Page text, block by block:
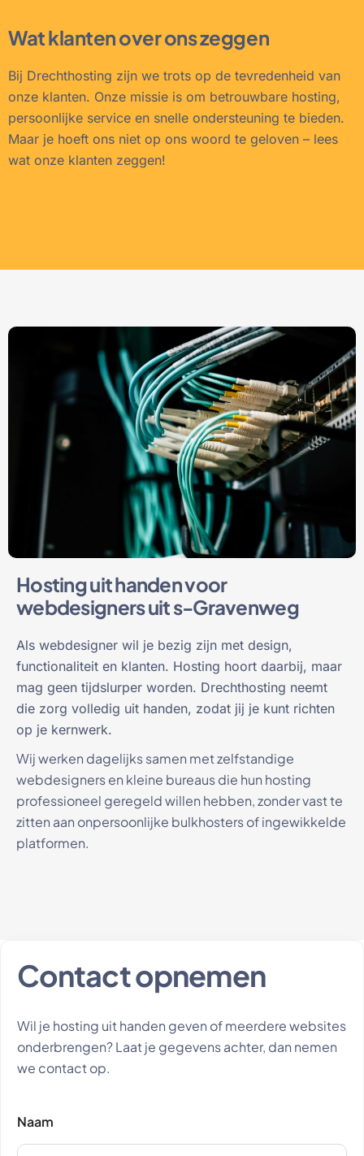
Wat klanten over ons zeggen
Bij Drechthosting zijn we trots op de tevredenheid van
onze klanten. Onze missie is om betrouwbare hosting,
persoonlijke service en snelle ondersteuning te bieden.
Maar je hoeft ons niet op ons woord te geloven – lees
wat onze klanten zeggen!
Hosting uit handen voor
webdesigners uit s-Gravenweg
Als webdesigner wil je bezig zijn met design,
functionaliteit en klanten. Hosting hoort daarbij, maar
mag geen tijdslurper worden. Drechthosting neemt
die zorg volledig uit handen, zodat jij je kunt richten
op je kernwerk.
Wij werken dagelijks samen met zelfstandige
webdesigners en kleine bureaus die hun hosting
professioneel geregeld willen hebben, zonder vast te
zitten aan onpersoonlijke bulkhosters of ingewikkelde
platformen.
Contact opnemen
Wil je hosting uit handen geven of meerdere websites
onderbrengen? Laat je gegevens achter, dan nemen
we contact op.
Naam